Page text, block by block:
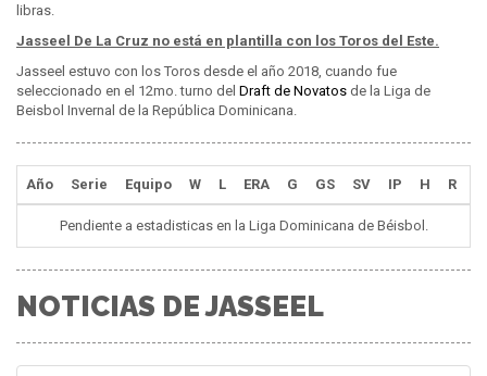
libras.
Jasseel De La Cruz no está en plantilla con los Toros del Este.
Jasseel estuvo con los Toros desde el año 2018, cuando fue
seleccionado en el 12mo. turno del Draft de Novatos de la Liga de
Beisbol Invernal de la República Dominicana.
Año Serie Equipo W L ERA G GS SV IP H R
Pendiente a estadisticas en la Liga Dominicana de Béisbol.
NOTICIAS DE JASSEEL